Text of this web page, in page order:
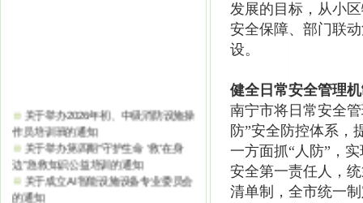
作员培训班的通知
关于举办第四期“守护生命 ‘救’在身
边”急救知识公益培训的通知
关于成立AI智能设施设备专业委员会
的通知
关于举办第三期“守护生命 ‘救’在身
发展的目标，从小
安全保障、部门联
设。
健全日常安全管理
南宁市将日常安全
防”安全防控体系，
一方面抓“人防”，
安全第一责任人，
清单制，全市统一